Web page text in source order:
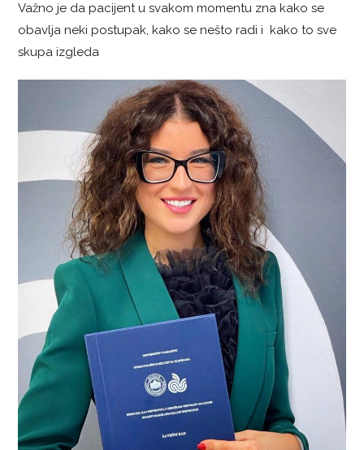
Važno je da pacijent u svakom momentu zna kako se
obavlja neki postupak, kako se nešto radi i kako to sve
skupa izgleda